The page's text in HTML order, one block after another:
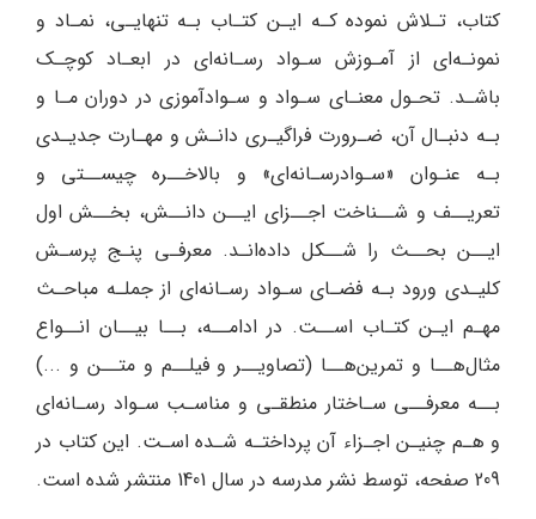
کتاب، تـلاش نموده کـه ایـن کتـاب بـه تنهایـی، نمـاد و
نمونـه‌ای از آمـوزش سـواد رسـانه‌ای در ابعـاد کوچـک
باشـد. تحـول معنـای سـواد و سـوادآموزی در دوران مـا و
بـه دنبـال آن، ضـرورت فراگیـری دانـش و مهـارت جدیـدی
بـه عنـوان «سـوادرسـانه‌ای» و بالاخــره چیســتی و
تعریــف و شــناخت اجــزای ایــن دانــش، بخــش اول
ایــن بحــث را شــکل داده‌انـد. معرفـی پنـج پرسـش
کلیـدی ورود بـه فضـای سـواد رسـانه‌ای از جملـه مباحـث
مهـم ایـن کتـاب اســت. در ادامــه، بــا بیــان انــواع
مثال‌هــا و تمرین‌هــا (تصاویــر و فیلــم و متــن و ...)
بــه معرفــی سـاختار منطقـی و مناسـب سـواد رسـانه‌ای
و هـم چنیـن اجـزاء آن پرداختـه شـده اسـت. این کتاب در
209 صفحه، توسط نشر مدرسه در سال 1401 منتشر شده است.